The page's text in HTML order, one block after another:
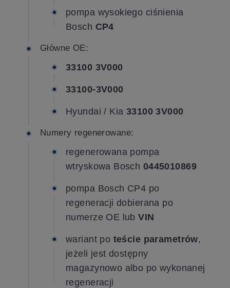
pompa wysokiego ciśnienia
Bosch CP4
Główne OE:
33100 3V000
33100-3V000
Hyundai / Kia 33100 3V000
Numery regenerowane:
regenerowana pompa
wtryskowa Bosch 0445010869
pompa Bosch CP4 po
regeneracji dobierana po
numerze OE lubVIN
wariant po teście parametrów,
jeżeli jest dostępny
magazynowo albo po wykonanej
regeneracji